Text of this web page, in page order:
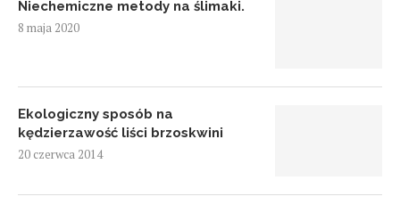
Niechemiczne metody na ślimaki.
8 maja 2020
Ekologiczny sposób na
kędzierzawość liści brzoskwini
20 czerwca 2014